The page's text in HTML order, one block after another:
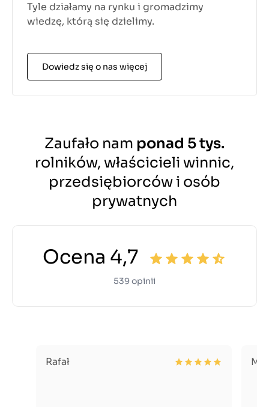
Tyle działamy na rynku i gromadzimy
wiedzę, którą się dzielimy.
Dowiedz się o nas więcej
Ocena 4,7
539 opinii
Zaufało nam ponad 5 tys.
rolników, właścicieli winnic,
przedsiębiorców i osób
prywatnych
Rafał